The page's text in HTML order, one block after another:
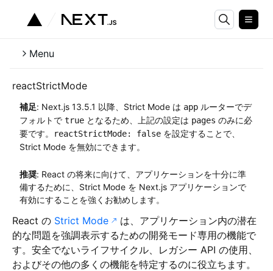
Menu
reactStrictMode
補足: Next.js 13.5.1 以降、Strict Mode は app ルーターでデ
フォルトで true となるため、上記の設定は pages のみに必
要です。
reactStrictMode: false を設定することで、
Strict Mode を無効にできます。
推奨: React の将来に向けて、アプリケーションを十分に準
備するために、Strict Mode を Next.js アプリケーションで
有効にすることを強くお勧めします。
React の Strict Mode
は、アプリケーション内の潜在
的な問題を強調表示するための開発モード専用の機能で
す。安全でないライフサイクル、レガシー API の使用、
およびその他の多くの機能を特定するのに役立ちます。